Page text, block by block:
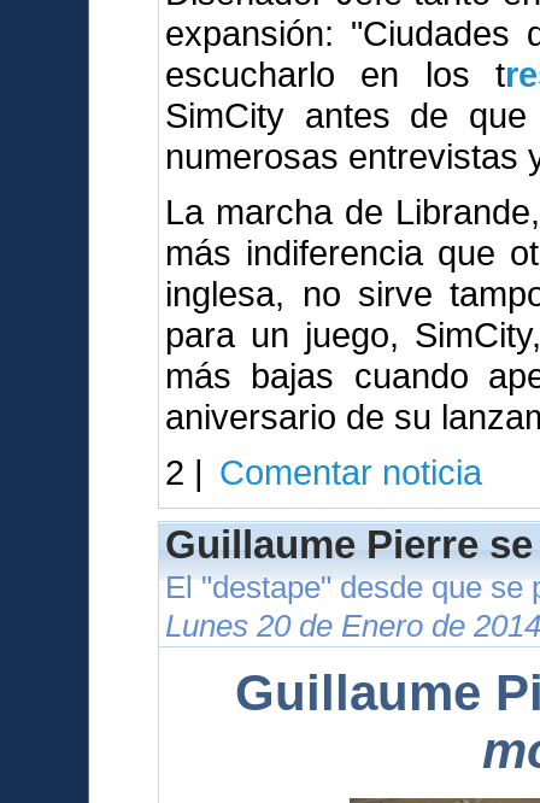
expansión: "Ciudades
escucharlo en los t
SimCity antes de
numerosas entrevistas
La marcha de
más indiferencia que
inglesa, no sirve
para un juego,
más bajas cuando
aniversario de su
2 | Comentar noticia
Guillaume Pierre
El "destape" desde que se
Lunes 20 de Enero de
Guillaume